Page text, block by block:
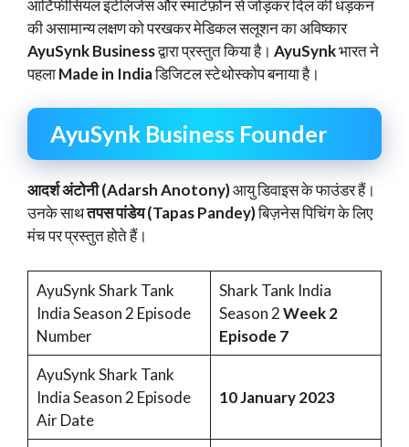
आर्टिफीसियल इंटेलिजेंस और स्मार्टफ़ोन से जोड़कर दिल की धड़कन
की असामान्य लक्षण को परखकर मेडिकल सलूशन का अविष्कार
AyuSynk Businessद्वारा प्रस्तुत किया है। AyuSynkभारत ने
पहलाMade in Indiaडिजिटल स्टेथोस्कोप बनाया है।
AyuSynk Business Founder
आदर्श अंटोनी (Adarsh Anotony)आयु डिवाइस के फाउंडर हैं।
उनके साथतपस पांडेय (Tapas Pandey)बिज़नेस पिचिंग के लिए
मंच पर प्रस्तुत होते हैं।
AyuSynk Shark Tank
India Season 2 Episode
Number
Shark Tank India
Season 2Week 2
Episode 7
AyuSynk Shark Tank
India Season 2 Episode
Air Date
10 January 2023